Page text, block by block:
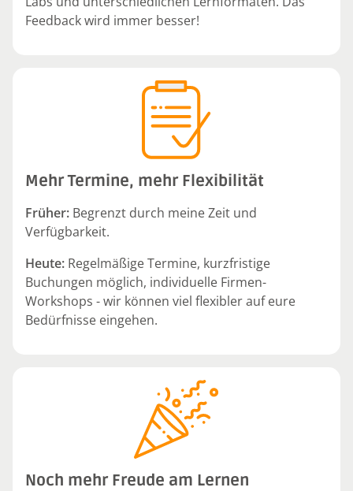
Feedback wird immer besser!
Mehr Termine, mehr Flexibilität
Früher: Begrenzt durch meine Zeit und
Verfügbarkeit.
Heute: Regelmäßige Termine, kurzfristige
Buchungen möglich, individuelle Firmen-
Workshops - wir können viel flexibler auf eure
Bedürfnisse eingehen.
Noch mehr Freude am Lernen